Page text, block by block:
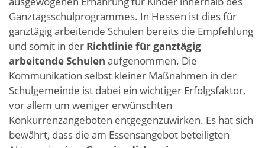
Ganztagsschulprogrammes. In Hessen ist dies für
ganztägig arbeitende Schulen bereits die Empfehlung
und somit in der Richtlinie für ganztägig
arbeitende Schulen aufgenommen. Die
Kommunikation selbst kleiner Maßnahmen in der
Schulgemeinde ist dabei ein wichtiger Erfolgsfaktor,
vor allem um weniger erwünschten
Konkurrenzangeboten entgegenzuwirken. Es hat sich
bewährt, dass die am Essensangebot beteiligten